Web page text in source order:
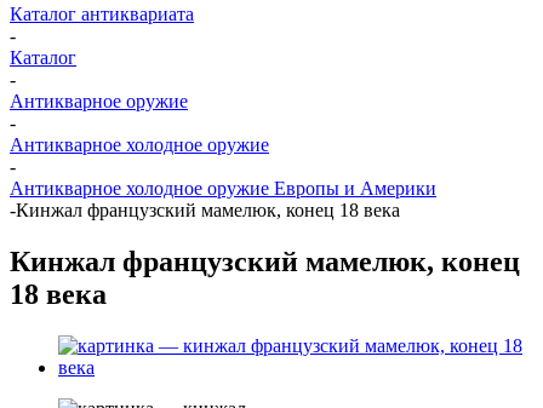
Каталог антиквариата
-
Каталог
-
Антикварное оружие
-
Антикварное холодное оружие
-
Антикварное холодное оружие Европы и Америки
-Кинжал французский мамелюк, конец 18 века
Кинжал французский мамелюк, конец
18 века